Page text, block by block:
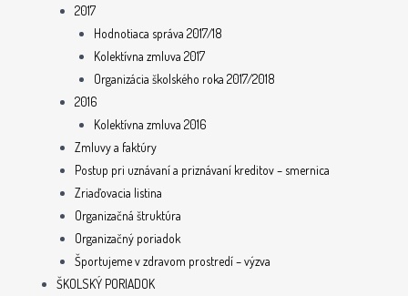
2017
Hodnotiaca správa 2017/18
Kolektívna zmluva 2017
Organizácia školského roka 2017/2018
2016
Kolektívna zmluva 2016
Zmluvy a faktúry
Postup pri uznávaní a priznávaní kreditov – smernica
Zriaďovacia listina
Organizačná štruktúra
Organizačný poriadok
Športujeme v zdravom prostredí – výzva
ŠKOLSKÝ PORIADOK